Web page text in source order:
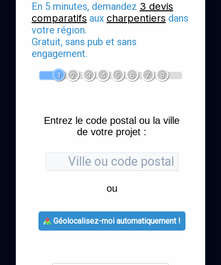
En 5 minutes, demandez 3 devis
comparatifs aux charpentiers dans
votre région.
Gratuit, sans pub et sans
engagement.
1 2 3 4 5 6 7 8
Entrez le code postal ou la ville
de votre projet :
ou
Géolocalisez-moi automatiquement !